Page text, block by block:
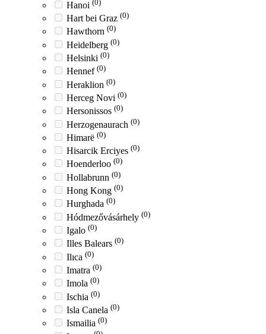
Hanoi
Hart bei Graz (0)
Hawthorn (0)
Heidelberg (0)
Helsinki (0)
Hennef (0)
Heraklion (0)
Herceg Novi (0)
Hersonissos (0)
Herzogenaurach (0)
Himarë (0)
Hisarcik Erciyes (0)
Hoenderloo (0)
Hollabrunn (0)
Hong Kong (0)
Hurghada (0)
Hódmezővásárhely (0)
Igalo (0)
Illes Balears (0)
Ilıca (0)
Imatra (0)
Imola (0)
Ischia (0)
Isla Canela (0)
Ismailia (0)